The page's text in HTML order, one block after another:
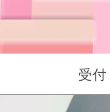
受付